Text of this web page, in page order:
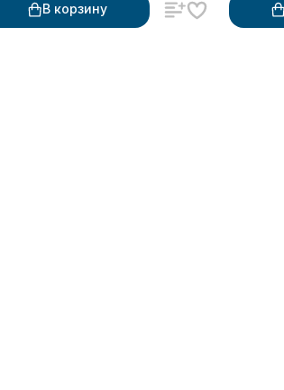
В корзину